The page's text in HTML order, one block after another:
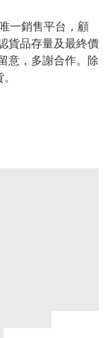
一銷售平台，顧
貨品存量及最終價
意，多謝合作。除